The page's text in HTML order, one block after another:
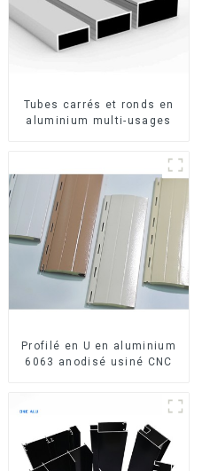
Tubes carrés et ronds en
aluminium multi-usages
Profilé en U en aluminium
6063 anodisé usiné CNC